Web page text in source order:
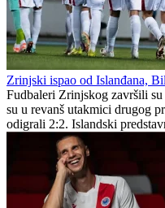
Poznate sudije za dvomeč
Česi u revanšu
Zrinjski
0 0